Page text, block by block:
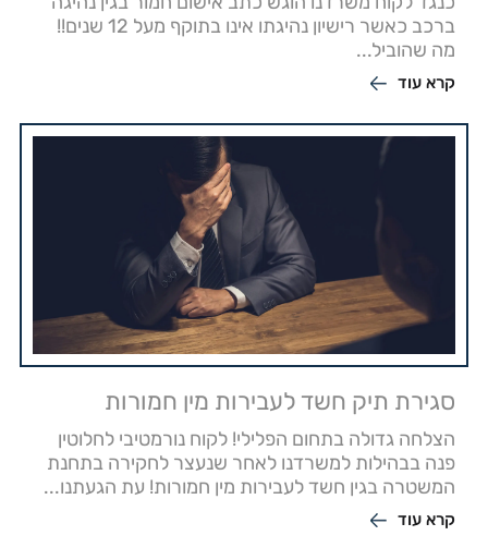
ברכב כאשר רישיון נהיגתו אינו בתוקף מעל 12 שנים!!
מה שהוביל...
קרא עוד
סגירת תיק חשד לעבירות מין חמורות
הצלחה גדולה בתחום הפלילי! לקוח נורמטיבי לחלוטין
פנה בבהילות למשרדנו לאחר שנעצר לחקירה בתחנת
המשטרה בגין חשד לעבירות מין חמורות! עת הגעתנו...
קרא עוד